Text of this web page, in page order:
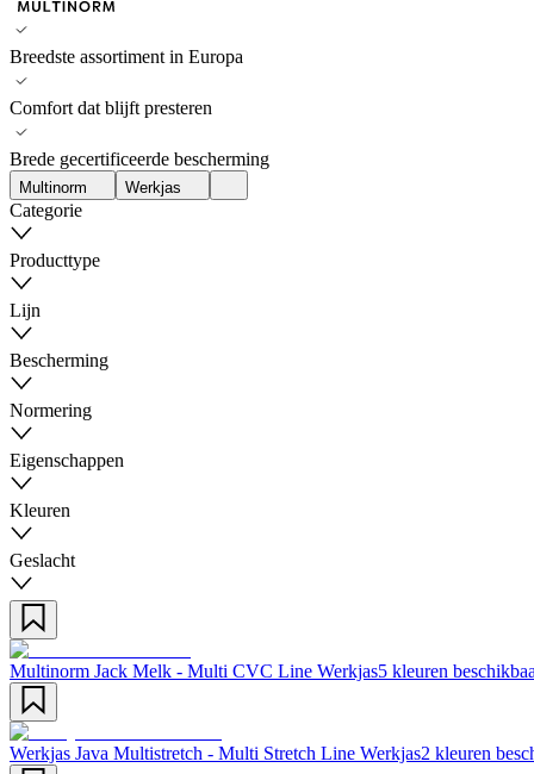
Breedste assortiment in Europa
Comfort dat blijft presteren
Brede gecertificeerde bescherming
Multinorm Werkjas
Categorie
Producttype
Lijn
Bescherming
Normering
Eigenschappen
Kleuren
Geslacht
Multinorm Jack Melk - Multi CVC Line Werkjas5 kleuren
Werkjas Java Multistretch - Multi Stretch Line Werkjas2 kleuren